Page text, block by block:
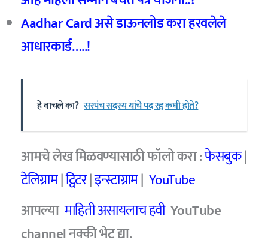
Aadhar Cardअसे डाऊनलोड करा हरवलेले
आधारकार्ड…..!
हे वाचले का? सरपंच सदस्य यांचे पद रद्द कधी होते?
आमचेलेख मिळवण्यासाठी फॉलो करा :फेसबुक|
टेलिग्राम|ट्विटर|इन्स्टाग्राम| YouTube
आपल्या माहिती असायलाच हवी YouTube
channelनक्की भेट द्या.